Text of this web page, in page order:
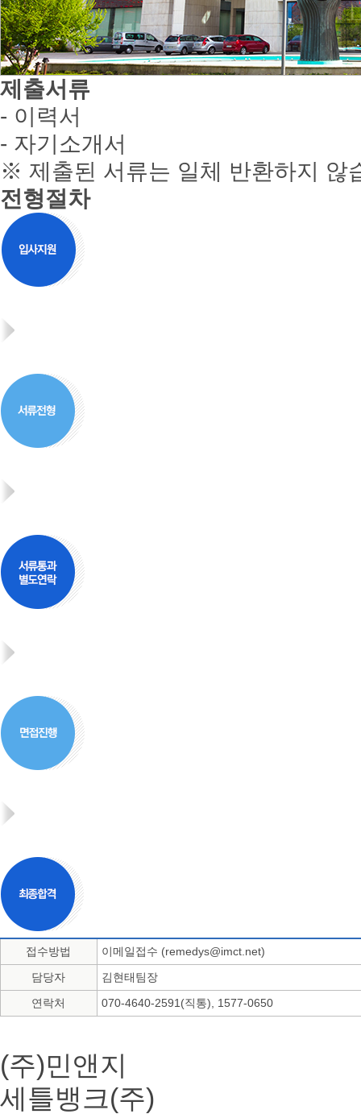
제출서류
- 이력서
- 자기소개서
※ 제출된 서류는 일체 반환하지 않
전형절차
접수방법
이메일접수 (remedys@imct.net)
담당자
김현태팀장
연락처
070-4640-2591(직통), 1577-0650
(주)민앤지
세틀뱅크(주)